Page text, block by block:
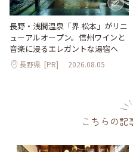
長野・浅間温泉「界 松本」がリニ
ューアルオープン。信州ワインと
音楽に浸るエレガントな湯宿へ
長野県 [PR] 2026.08.05
こちらの記